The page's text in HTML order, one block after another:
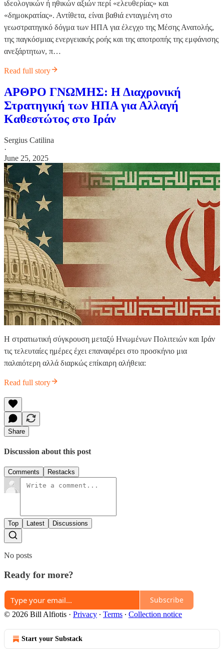
ιδεολογικών ή ηθικών αξιών περί «ελευθερίας» και
«δημοκρατίας». Αντίθετα, είναι βαθιά ενταγμένη στο
γεωστρατηγικό δόγμα των ΗΠΑ για έλεγχο της Μέσης Ανατολής,
της παγκόσμιας ενεργειακής ροής και της αποτροπής της εμφάνισης
ανεξάρτητων, π…
Read full story
ΑΡΘΡΟ ΓΝΩΜΗΣ: Η Διαχρονική
Στρατηγική των ΗΠΑ για Αλλαγή
Καθεστώτος στο Ιράν
Sergius Catilina
·
June 25, 2025
Η στρατιωτική σύγκρουση μεταξύ Ηνωμένων Πολιτειών και Ιράν
τις τελευταίες ημέρες έχει επαναφέρει στο προσκήνιο μια
παλαιότερη αλλά διαρκώς επίκαιρη αλήθεια:
Read full story
Share
Discussion about this post
Comments Restacks
Top Latest Discussions
No posts
Ready for more?
Subscribe
© 2026 Bill Alfiotis · Privacy ∙ Terms ∙ Collection notice
Start your Substack